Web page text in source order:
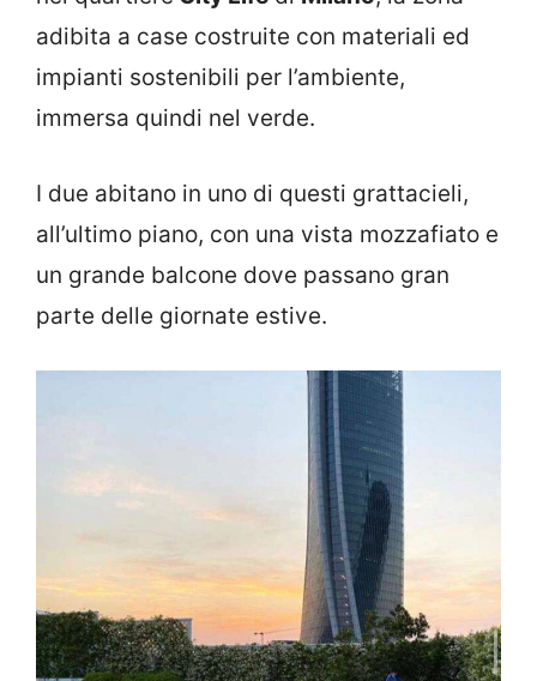
adibita a case costruite con materiali ed
impianti sostenibili per l’ambiente,
immersa quindi nel verde.
I due abitano in uno di questi grattacieli,
all’ultimo piano, con una vista mozzafiato e
un grande balcone dove passano gran
parte delle giornate estive.